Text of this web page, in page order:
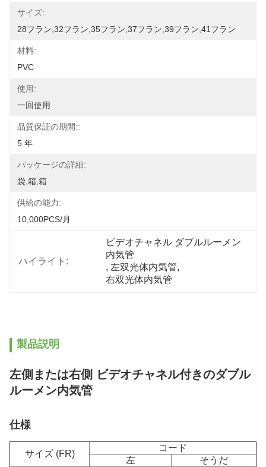
サイズ:
28フラン,32フラン,35フラン,37フラン,39フラン,41フラン
材料:
PVC
使用:
一回使用
品質保証の期間::
5 年
パッケージの詳細:
袋,箱,箱
供給の能力:
10,000PCS/月
ハイライト:
ビデオチャネル ダブルルーメン
内気管
, 左双光体内気管,
右双光体内気管
製品説明
左側または右側 ビデオチャネル付きのダブル
ルーメン内気管
仕様
サイズ (FR)
コード
左
そうだ